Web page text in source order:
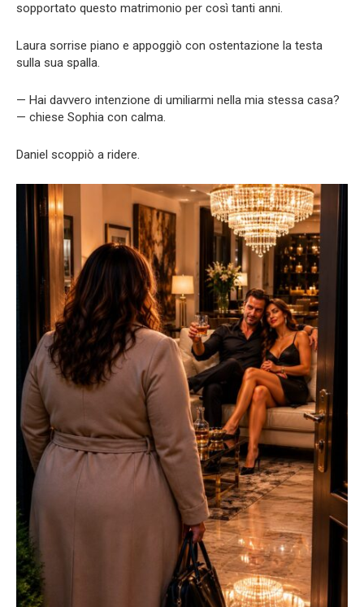
sopportato questo matrimonio per così tanti anni.
Laura sorrise piano e appoggiò con ostentazione la testa
sulla sua spalla.
— Hai davvero intenzione di umiliarmi nella mia stessa casa?
— chiese Sophia con calma.
Daniel scoppiò a ridere.